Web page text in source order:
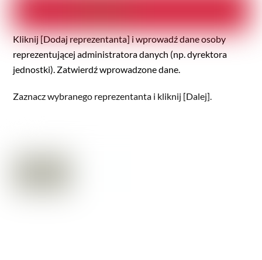
Kliknij [Dodaj reprezentanta] i wprowadź dane osoby
reprezentującej administratora danych (np. dyrektora
jednostki). Zatwierdź wprowadzone dane.
Zaznacz wybranego reprezentanta i kliknij [Dalej].